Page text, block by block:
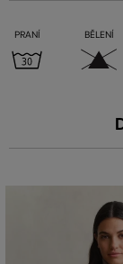
PRANÍ BĚLENÍ